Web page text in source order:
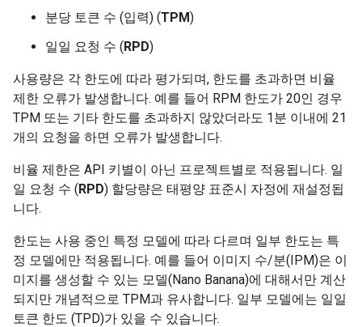
분당 토큰 수 (입력) (TPM)
일일 요청 수 (RPD)
사용량은 각 한도에 따라 평가되며, 한도를 초과하면 비율
제한 오류가 발생합니다. 예를 들어 RPM 한도가 20인 경우
TPM 또는 기타 한도를 초과하지 않았더라도 1분 이내에 21
개의 요청을 하면 오류가 발생합니다.
비율 제한은 API 키별이 아닌 프로젝트별로 적용됩니다. 일
일 요청 수 (RPD) 할당량은 태평양 표준시 자정에 재설정됩
니다.
한도는 사용 중인 특정 모델에 따라 다르며 일부 한도는 특
정 모델에만 적용됩니다. 예를 들어 이미지 수/분(IPM)은 이
미지를 생성할 수 있는 모델(Nano Banana)에 대해서만 계산
되지만 개념적으로 TPM과 유사합니다. 일부 모델에는 일일
토큰 한도 (TPD)가 있을 수 있습니다.